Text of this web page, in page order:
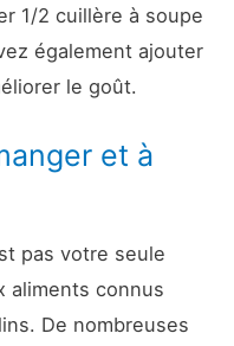
1/2 cuillère à soupe
également ajouter
le goût.
et à
pas votre seule
aliments connus
De nombreuses